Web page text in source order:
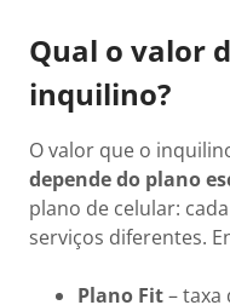
Qual o valor
inquilino?
O valor que o
depende do plano
plano de celular:
serviços diferentes.
Plano Fit– taxa